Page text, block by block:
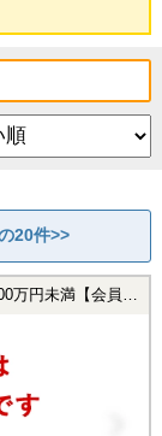
20件>>
様限定で公開中！】